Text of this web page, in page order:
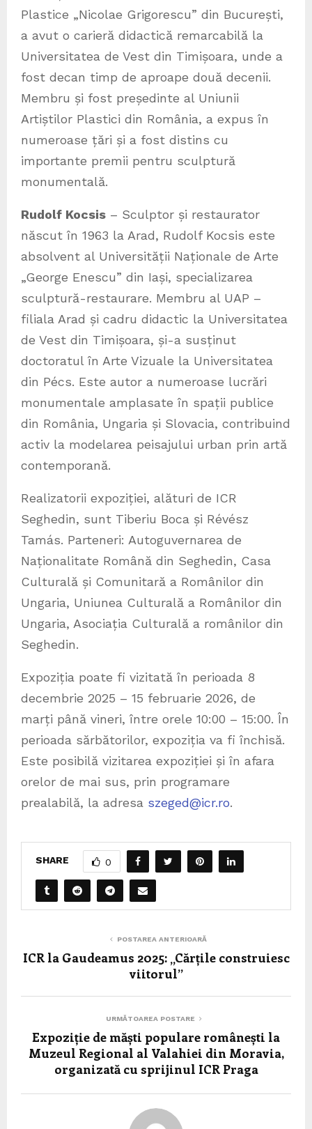
Plastice „Nicolae Grigorescu” din București,
a avut o carieră didactică remarcabilă la
Universitatea de Vest din Timișoara, unde a
fost decan timp de aproape două decenii.
Membru și fost președinte al Uniunii
Artiștilor Plastici din România, a expus în
numeroase țări și a fost distins cu
importante premii pentru sculptură
monumentală.
Rudolf Kocsis – Sculptor și restaurator
născut în 1963 la Arad, Rudolf Kocsis este
absolvent al Universității Naționale de Arte
„George Enescu” din Iași, specializarea
sculptură-restaurare. Membru al UAP –
filiala Arad și cadru didactic la Universitatea
de Vest din Timișoara, și-a susținut
doctoratul în Arte Vizuale la Universitatea
din Pécs. Este autor a numeroase lucrări
monumentale amplasate în spații publice
din România, Ungaria și Slovacia, contribuind
activ la modelarea peisajului urban prin artă
contemporană.
Realizatorii expoziției, alături de ICR
Seghedin, sunt Tiberiu Boca și Révész
Tamás. Parteneri: Autoguvernarea de
Naționalitate Română din Seghedin, Casa
Culturală și Comunitară a Românilor din
Ungaria, Uniunea Culturală a Românilor din
Ungaria, Asociația Culturală a românilor din
Seghedin.
Expoziția poate fi vizitată în perioada 8
decembrie 2025 – 15 februarie 2026, de
marți până vineri, între orele 10:00 – 15:00. În
perioada sărbătorilor, expoziția va fi închisă.
Este posibilă vizitarea expoziției și în afara
orelor de mai sus, prin programare
prealabilă, la adresa szeged@icr.ro.
SHARE 0
POSTAREA ANTERIOARĂ
ICR la Gaudeamus 2025: „Cărțile construiesc
viitorul”
URMĂTOAREA POSTARE
Expoziție de măști populare românești la
Muzeul Regional al Valahiei din Moravia,
organizată cu sprijinul ICR Praga